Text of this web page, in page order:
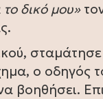
δικό μου»
ο οδηγός
βοηθήσει.